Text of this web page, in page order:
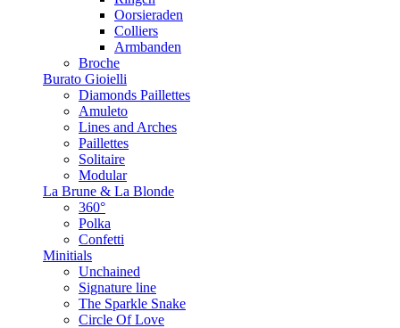
Oorsieraden
Colliers
Armbanden
Broche
Burato Gioielli
Diamonds Paillettes
Amuleto
Lines and Arches
Paillettes
Solitaire
Modular
La Brune & La Blonde
360°
Polka
Confetti
Minitials
Unchained
Signature line
The Sparkle Snake
Circle Of Love